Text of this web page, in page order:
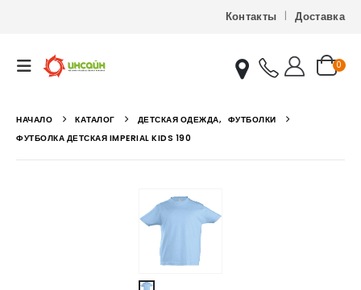
Контакты Доставка
0
НАЧАЛО КАТАЛОГ ДЕТСКАЯ ОДЕЖДА, ФУТБОЛКИ
ФУТБОЛКА ДЕТСКАЯ IMPERIAL KIDS 190